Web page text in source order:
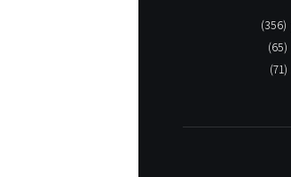
(356)
(65)
(71)